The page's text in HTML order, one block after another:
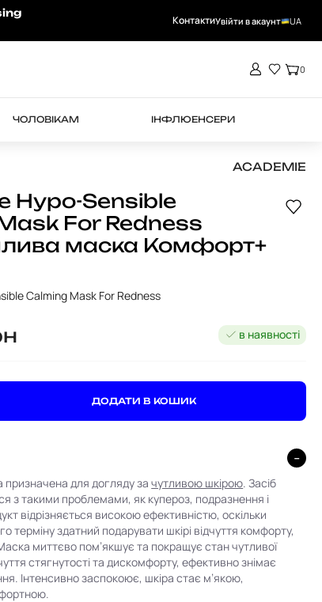
КонтактиУвійти в акаунт UA
0
ЧОЛОВІКАМ ІНФЛЮЕНСЕРИ
ACADEMIE
Hypo-Sensible
For Redness
маска Комфорт+
Calming Mask For Redness
в наявності
ДОДАТИ В КОШИК
призначена для догляду зачутливою шкірою. Засіб
з такими проблемами, як купероз, подразнення і
відрізняється високою ефективністю, оскільки
терміну здатний подарувати шкірі відчуття комфорту,
миттєво пом’якшує та покращує стан чутливої
стягнутості та дискомфорту, ефективно знімає
Інтенсивно заспокоює, шкіра стає м’якою,